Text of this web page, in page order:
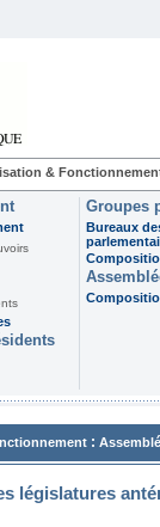
&
Groupes
Bureaux
:
législatures